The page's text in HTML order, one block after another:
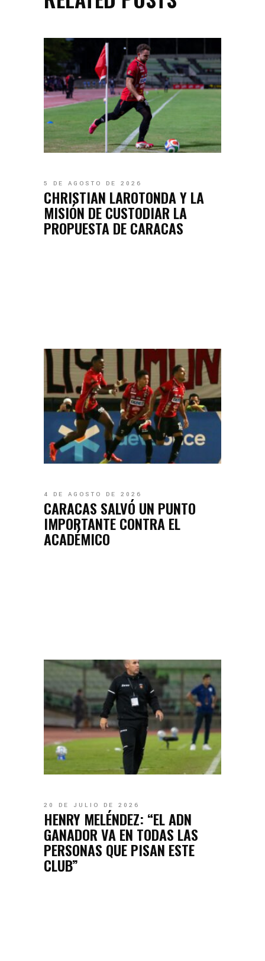
5 DE AGOSTO DE 2026
CHRISTIAN LAROTONDA Y LA
MISIÓN DE CUSTODIAR LA
PROPUESTA DE CARACAS
4 DE AGOSTO DE 2026
CARACAS SALVÓ UN PUNTO
IMPORTANTE CONTRA EL
ACADÉMICO
20 DE JULIO DE 2026
HENRY MELÉNDEZ: “EL ADN
GANADOR VA EN TODAS LAS
PERSONAS QUE PISAN ESTE
CLUB”